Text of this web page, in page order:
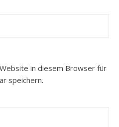
in diesem Browser für
speichern.